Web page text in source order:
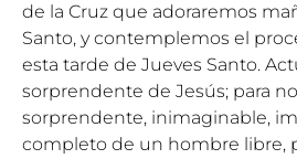
de la Cruz que adoraremos
Santo, y contemplemos el
esta tarde de Jueves Santo.
sorprendente de Jesús; para
sorprendente, inimaginable,
completo de un hombre libre,